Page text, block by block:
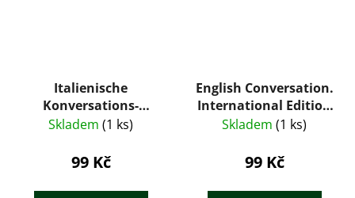
Italienische
Konversations-
Grammatik zum
Privatunterricht
Skladem (1 ks)
99 Kč
English Conversation.
International Edition
Part II. (Method ZY)
Skladem (1 ks)
99 Kč